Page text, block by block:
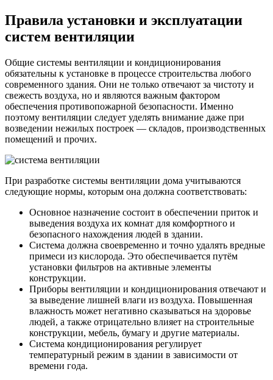
Правила установки и эксплуатации
систем вентиляции
Общие системы вентиляции и кондиционирования
обязательны к установке в процессе строительства любого
современного здания. Они не только отвечают за чистоту и
свежесть воздуха, но и являются важным фактором
обеспечения противопожарной безопасности. Именно
поэтому вентиляции следует уделять внимание даже при
возведении нежилых построек — складов, производственных
помещений и прочих.
При разработке системы вентиляции дома учитываются
следующие нормы, которым она должна соответствовать:
Основное назначение состоит в обеспечении приток и
выведения воздуха их комнат для комфортного и
безопасного нахождения людей в здании.
Система должна своевременно и точно удалять вредные
примеси из кислорода. Это обеспечивается путём
установки фильтров на активные элементы
конструкции.
Приборы вентиляции и кондиционирования отвечают и
за выведение лишней влаги из воздуха. Повышенная
влажность может негативно сказываться на здоровье
людей, а также отрицательно влияет на строительные
конструкции, мебель, бумагу и другие материалы.
Система кондиционирования регулирует
температурный режим в здании в зависимости от
времени года.